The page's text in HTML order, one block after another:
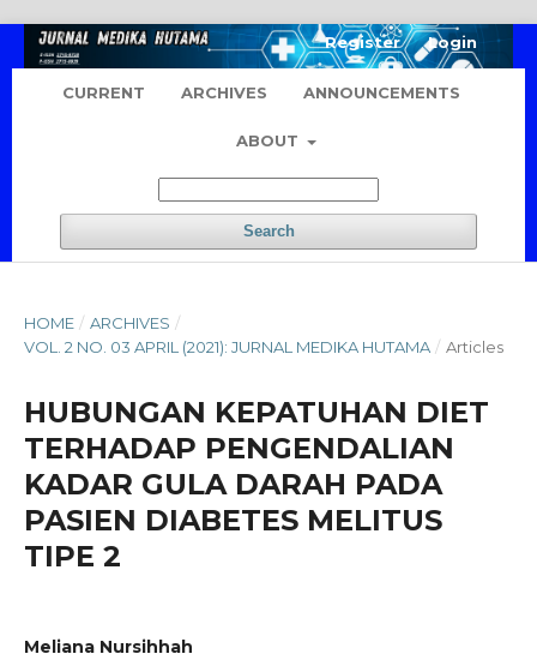
CURRENT ARCHIVES ANNOUNCEMENTS
ABOUT
Search
Register Login
HOME / ARCHIVES /
VOL. 2 NO. 03 APRIL (2021): JURNAL MEDIKA HUTAMA / Articles
HUBUNGAN KEPATUHAN DIET
TERHADAP PENGENDALIAN
KADAR GULA DARAH PADA
PASIEN DIABETES MELITUS
TIPE 2
Meliana Nursihhah